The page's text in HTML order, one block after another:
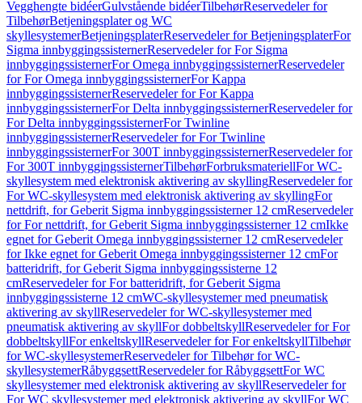
Vegghengte bidéerGulvstående bidéerTilbehørReservedeler for
TilbehørBetjeningsplater og WC
skyllesystemerBetjeningsplaterReservedeler for BetjeningsplaterFor
Sigma innbyggingssisternerReservedeler for For Sigma
innbyggingssisternerFor Omega innbyggingssisternerReservedeler
for For Omega innbyggingssisternerFor Kappa
innbyggingssisternerReservedeler for For Kappa
innbyggingssisternerFor Delta innbyggingssisternerReservedeler for
For Delta innbyggingssisternerFor Twinline
innbyggingssisternerReservedeler for For Twinline
innbyggingssisternerFor 300T innbyggingssisternerReservedeler for
For 300T innbyggingssisternerTilbehørForbruksmateriellFor WC-
skyllesystem med elektronisk aktivering av skyllingReservedeler for
For WC-skyllesystem med elektronisk aktivering av skyllingFor
nettdrift, for Geberit Sigma innbyggingssisterner 12 cmReservedeler
for For nettdrift, for Geberit Sigma innbyggingssisterner 12 cmIkke
egnet for Geberit Omega innbyggingssisterner 12 cmReservedeler
for Ikke egnet for Geberit Omega innbyggingssisterner 12 cmFor
batteridrift, for Geberit Sigma innbyggingssisterne 12
cmReservedeler for For batteridrift, for Geberit Sigma
innbyggingssisterne 12 cmWC-skyllesystemer med pneumatisk
aktivering av skyllReservedeler for WC-skyllesystemer med
pneumatisk aktivering av skyllFor dobbeltskyllReservedeler for For
dobbeltskyllFor enkeltskyllReservedeler for For enkeltskyllTilbehør
for WC-skyllesystemerReservedeler for Tilbehør for WC-
skyllesystemerRåbyggsettReservedeler for RåbyggsettFor WC
skyllesystemer med elektronisk aktivering av skyllReservedeler for
For WC skyllesystemer med elektronisk aktivering av skyllFor WC